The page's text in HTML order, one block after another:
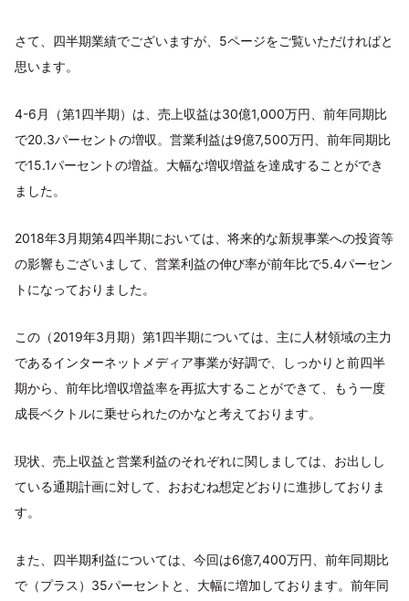
さて、四半期業績でございますが、5ページをご覧いただければと
思います。
4-6月（第1四半期）は、売上収益は30億1,000万円、前年同期比
で20.3パーセントの増収。営業利益は9億7,500万円、前年同期比
で15.1パーセントの増益。大幅な増収増益を達成することができ
ました。
2018年3月期第4四半期においては、将来的な新規事業への投資等
の影響もございまして、営業利益の伸び率が前年比で5.4パーセン
トになっておりました。
この（2019年3月期）第1四半期については、主に人材領域の主力
であるインターネットメディア事業が好調で、しっかりと前四半
期から、前年比増収増益率を再拡大することができて、もう一度
成長ベクトルに乗せられたのかなと考えております。
現状、売上収益と営業利益のそれぞれに関しましては、お出しし
ている通期計画に対して、おおむね想定どおりに進捗しておりま
す。
また、四半期利益については、今回は6億7,400万円、前年同期比
で（プラス）35パーセントと、大幅に増加しております。前年同